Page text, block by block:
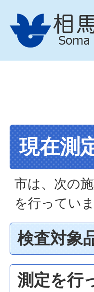
現在測
市は、次の
を行っていま
検査対象
測定を行